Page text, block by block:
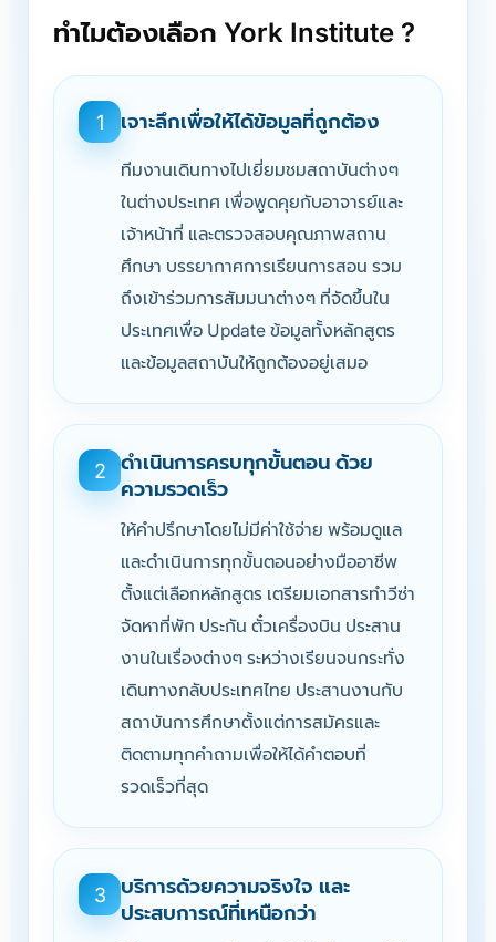
ทำไมต้องเลือก York Institute ?
1 เจาะลึกเพื่อให้ได้ข้อมูลที่ถูกต้อง
ทีมงานเดินทางไปเยี่ยมชมสถาบันต่างๆ
ในต่างประเทศ เพื่อพูดคุยกับอาจารย์และ
เจ้าหน้าที่ และตรวจสอบคุณภาพสถาน
ศึกษา บรรยากาศการเรียนการสอน รวม
ถึงเข้าร่วมการสัมมนาต่างๆ ที่จัดขึ้นใน
ประเทศเพื่อ Update ข้อมูลทั้งหลักสูตร
และข้อมูลสถาบันให้ถูกต้องอยู่เสมอ
2
ดำเนินการครบทุกขั้นตอน ด้วย
ความรวดเร็ว
ให้คำปรึกษาโดยไม่มีค่าใช้จ่าย พร้อมดูแล
และดำเนินการทุกขั้นตอนอย่างมืออาชีพ
ตั้งแต่เลือกหลักสูตร เตรียมเอกสารทำวีซ่า
จัดหาที่พัก ประกัน ตั๋วเครื่องบิน ประสาน
งานในเรื่องต่างๆ ระหว่างเรียนจนกระทั่ง
เดินทางกลับประเทศไทย ประสานงานกับ
สถาบันการศึกษาตั้งแต่การสมัครและ
ติดตามทุกคำถามเพื่อให้ได้คำตอบที่
รวดเร็วที่สุด
3
บริการด้วยความจริงใจ และ
ประสบการณ์ที่เหนือกว่า